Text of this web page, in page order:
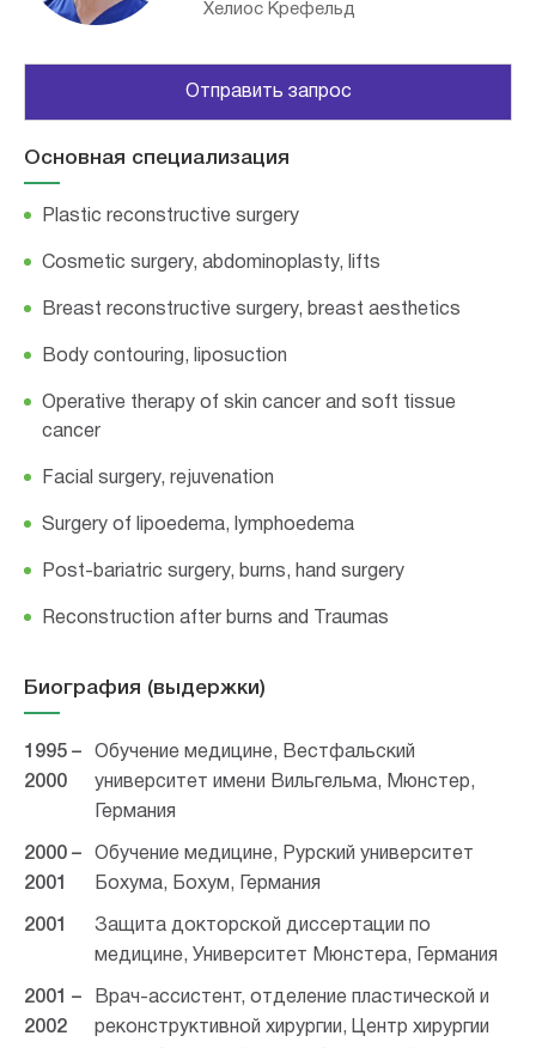
Хелиос Крефельд
Отправить запрос
Основная специализация
Plastic reconstructive surgery
Cosmetic surgery, abdominoplasty, lifts
Breast reconstructive surgery, breast aesthetics
Body contouring, liposuction
Operative therapy of skin cancer and soft tissue
cancer
Facial surgery, rejuvenation
Surgery of lipoedema, lymphoedema
Post-bariatric surgery, burns, hand surgery
Reconstruction after burns and Traumas
Биография (выдержки)
1995 –
2000
Обучение медицине, Вестфальский
университет имени Вильгельма, Мюнстер,
Германия
2000 –
2001
Обучение медицине, Рурский университет
Бохума, Бохум, Германия
2001
Защита докторской диссертации по
медицине, Университет Мюнстера, Германия
2001 –
2002
Врач-ассистент, отделение пластической и
реконструктивной хирургии, Центр хирургии